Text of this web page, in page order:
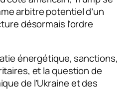
arbitre potentiel d’un
désormais l’ordre
énergétique, sanctions,
et la question de
de l’Ukraine et des